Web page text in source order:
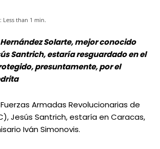
Less than 1 min.
Solarte, mejor conocido
Santrich, estaría resguardado en el
presuntamente, por el
Armadas Revolucionarias de
Jesús Santrich, estaría en Caracas,
Iván Simonovis.